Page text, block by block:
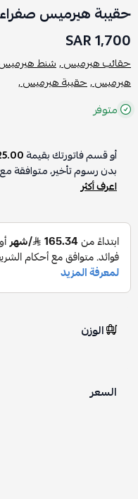
حقيبة هيرميس صفراء
1,700 SAR
حقائب هيرميس ,شنط
هيرميس ,حقيبة هيرميس ,
متوفر
أو قسم فاتورتك بقيمة
بدون رسوم تأخير، متوافقة
اعرف أكثر
الوزن
السعر